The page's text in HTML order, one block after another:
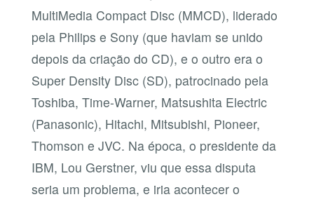
MultiMedia Compact Disc (MMCD), liderado
pela Philips e Sony (que haviam se unido
depois da criação do CD), e o outro era o
Super Density Disc (SD), patrocinado pela
Toshiba, Time-Warner, Matsushita Electric
(Panasonic), Hitachi, Mitsubishi, Pioneer,
Thomson e JVC. Na época, o presidente da
IBM, Lou Gerstner, viu que essa disputa
seria um problema, e iria acontecer o